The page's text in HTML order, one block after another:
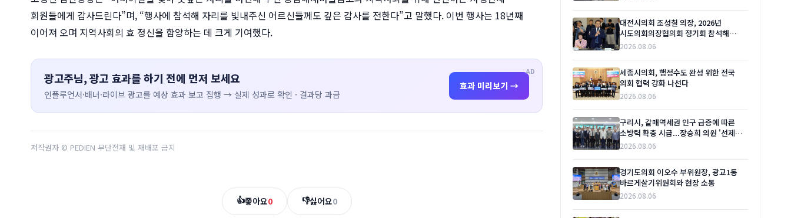
회원들에게 감사드린다”며, “행사에 참석해 자리를 빛내주신 어르신들께도 깊은 감사를 전한다”고 말했다. 이번 행사는 18년째
이어져 오며 지역사회의 효 정신을 함양하는 데 크게 기여했다.
AD
광고주님, 광고 효과를 하기 전에 먼저 보세요
인플루언서·배너·라이브 광고를 예상 효과 보고 집행 → 실제 성과로 확인 · 결과당 과금
효과 미리보기 →
저작권자 © PEDIEN 무단전재 및 재배포 금지
👍좋아요0 👎싫어요0
대전시의회 조성칠 의장, 2026년
시도의회의장협의회 정기회 참석해
지방의회 발전 방안 논의
2026.08.06
세종시의회, 행정수도 완성 위한 전국
의회 협력 강화 나선다
2026.08.06
구리시, 갈매역세권 인구 급증에 따른
소방력 확충 시급...장승희 의원 '선제적
대비' 촉구
2026.08.06
경기도의회 이오수 부위원장, 광교1동
바르게살기위원회와 현장 소통
2026.08.06